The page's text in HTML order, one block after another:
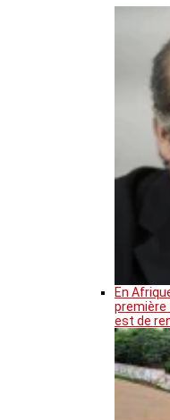
En
première
est de